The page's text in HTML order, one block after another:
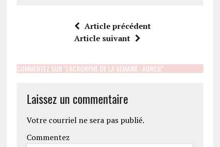
Article précédent
Article suivant
COMMENTEZ SUR "L’ACRONYME DE LA SEMAINE : AQRCB"
Laissez un commentaire
Votre courriel ne sera pas publié.
Commentez